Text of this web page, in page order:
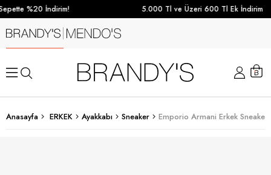
%20 İndirim! 5.000 Tl ve Üzeri 600 Tl Ek İndirim
Anasayfa ERKEK Ayakkabı Sneaker Emporio Armani Erkek Sneaker